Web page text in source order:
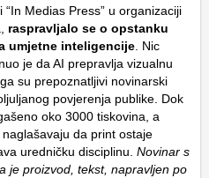
“In Medias Press” u organizaciji
raspravljalo se o opstanku
umjetne inteligencije. Nic
je da AI prepravlja vizualnu
su prepoznatljivi novinarski
povjerenja publike. Dok
oko 3000 tiskovina, a
da print ostaje
uredničku disciplinu. Novinar s
je proizvod, tekst, napravljen po